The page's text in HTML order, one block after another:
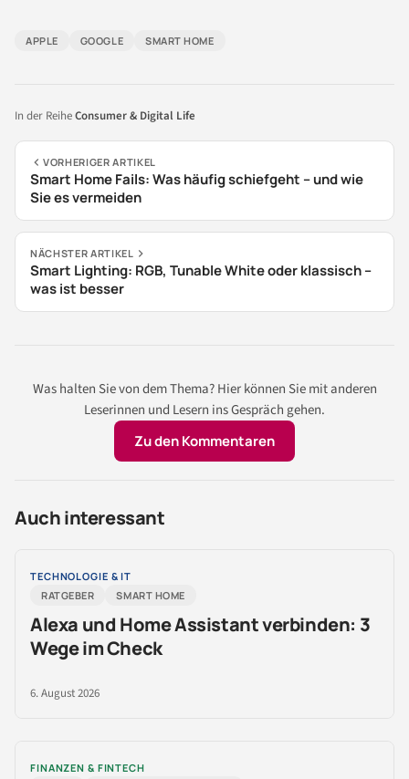
APPLE GOOGLE SMART HOME
In der ReiheConsumer & Digital Life
VORHERIGER ARTIKEL
Smart Home Fails: Was häufig schiefgeht – und wie
Sie es vermeiden
NÄCHSTER ARTIKEL
Smart Lighting: RGB, Tunable White oder klassisch –
was ist besser
Was halten Sie von dem Thema? Hier können Sie mit anderen
Leserinnen und Lesern ins Gespräch gehen.
Zu den Kommentaren
Auch interessant
TECHNOLOGIE & IT
RATGEBER
SMART HOME
Alexa und Home Assistant verbinden: 3
Wege im Check
6. August 2026
FINANZEN & FINTECH